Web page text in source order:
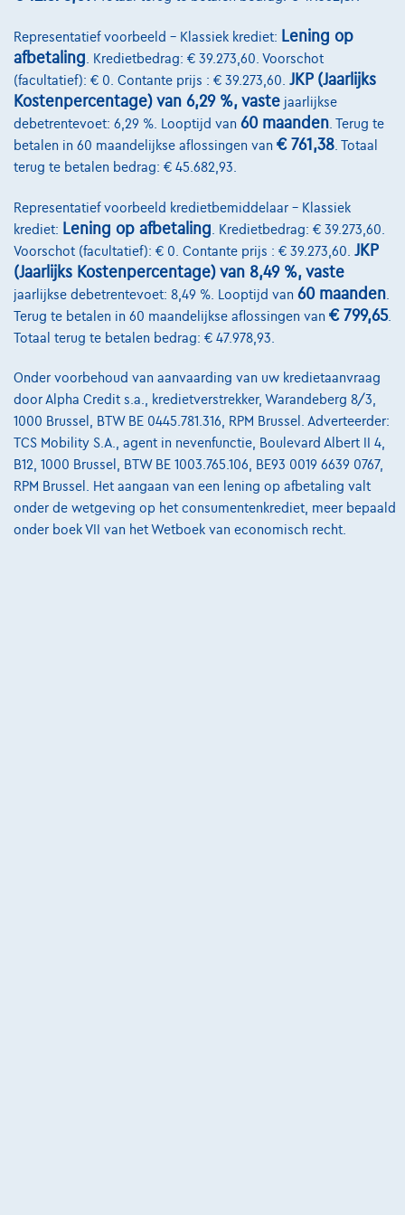
Opel Astra Sports Tourer1.2 turbo gs 130
€20.999 1
Vanaf€317,08/maandmet een laatste maandaflossing
van€6.616,78
Ontdek het volledige cijfervoorbeeld
Cardoen.be
Representatief voorbeeld – Klassiek krediet: Lening op
afbetaling . Kredietbedrag: € 39.273,60. Voorschot
(facultatief): € 0. Contante prijs : € 39.273,60. JKP (Jaarlijks
Kostenpercentage) van 6,29 %, vaste jaarlijkse
debetrentevoet: 6,29 %. Looptijd van 60 maanden . Terug te
betalen in 60 maandelijkse aflossingen van € 761,38 . Totaal
terug te betalen bedrag: € 45.682,93.
Representatief voorbeeld kredietbemiddelaar – Klassiek
krediet: Lening op afbetaling . Kredietbedrag: € 39.273,60.
Voorschot (facultatief): € 0. Contante prijs : € 39.273,60. JKP
(Jaarlijks Kostenpercentage) van 8,49 %, vaste
jaarlijkse debetrentevoet: 8,49 %. Looptijd van 60 maanden
Terug te betalen in 60 maandelijkse aflossingen van € 799,65.
Totaal terug te betalen bedrag: € 47.978,93.
Onder voorbehoud van aanvaarding van uw kredietaanvraag
door Alpha Credit s.a., kredietverstrekker, Warandeberg 8/3,
1000 Brussel, BTW BE 0445.781.316, RPM Brussel. Adverteerder:
TCS Mobility S.A., agent in nevenfunctie, Boulevard Albert II 4,
B12, 1000 Brussel, BTW BE 1003.765.106, BE93 0019 6639 0767,
RPM Brussel. Het aangaan van een lening op afbetaling valt
onder de wetgeving op het consumentenkrediet, meer bepaald
onder boek VII van het Wetboek van economisch recht.